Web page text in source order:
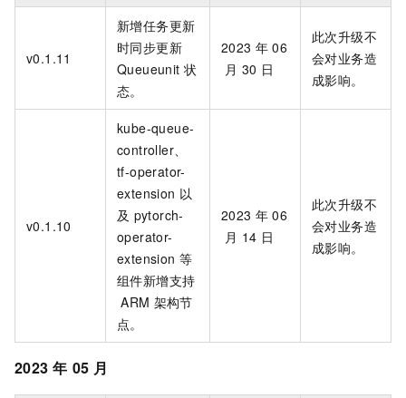
v0.1.11
新增任务更新
时同步更新
Queueunit 状
态。
2023 年 06
月 30 日
此次升级不
会对业务造
成影响。
v0.1.10
kube-queue-
controller、
tf-operator-
extension 以
及 pytorch-
operator-
extension 等
组件新增支持
ARM 架构节
点。
2023 年 06
月 14 日
此次升级不
会对业务造
成影响。
2023 年 05 月